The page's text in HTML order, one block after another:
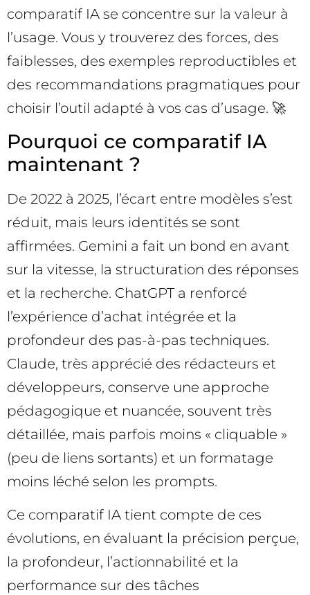
comparatif IA se concentre sur la valeur à
l’usage. Vous y trouverez des forces, des
faiblesses, des exemples reproductibles et
des recommandations pragmatiques pour
choisir l’outil adapté à vos cas d’usage. 🚀
Pourquoi ce comparatif IA
maintenant ?
De 2022 à 2025, l’écart entre modèles s’est
réduit, mais leurs identités se sont
affirmées. Gemini a fait un bond en avant
sur la vitesse, la structuration des réponses
et la recherche. ChatGPT a renforcé
l’expérience d’achat intégrée et la
profondeur des pas-à-pas techniques.
Claude, très apprécié des rédacteurs et
développeurs, conserve une approche
pédagogique et nuancée, souvent très
détaillée, mais parfois moins « cliquable »
(peu de liens sortants) et un formatage
moins léché selon les prompts.
Ce comparatif IA tient compte de ces
évolutions, en évaluant la précision perçue,
la profondeur, l’actionnabilité et la
performance sur des tâches